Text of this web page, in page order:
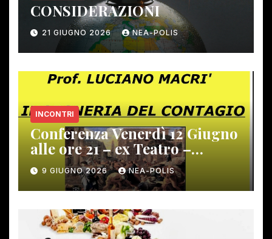
CONSIDERAZIONI
21 GIUGNO 2026 NEA-POLIS
INCONTRI
Conferenza Venerdì 12 Giugno
alle ore 21 – ex Teatro –
Gambassi Terme –
9 GIUGNO 2026 NEA-POLIS